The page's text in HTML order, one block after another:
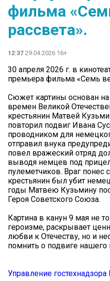
фильма
рассвета».
12:37 29.04.2026 16+
30 апреля 2026 г. в
премьера фильма «Семь
Сюжет картины основан
времен Великой
крестьянин Матвей
повторил подвиг Ивана
проводником для
отправил внука
повел вражеский отряд
выводя немцев под
пулеметчиков. Враг понес
крестьянин был убит
годы Матвею Кузьмину
Героя Советского Союза.
Картина в канун 9 мая не
героизме, раскрывает
любви к Отечеству, но и
помнить о подвиге нашего
Управление